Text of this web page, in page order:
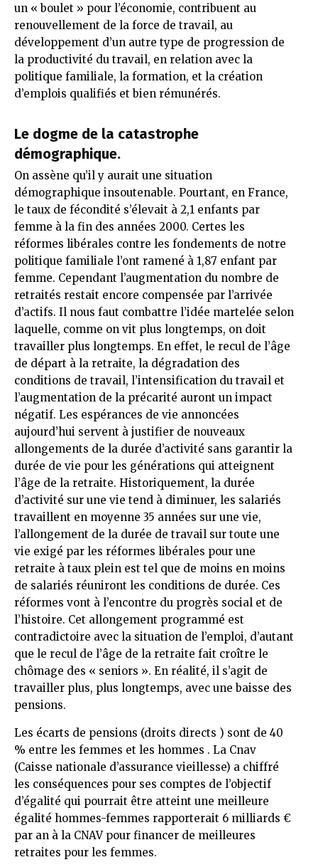
un « boulet » pour l’économie, contribuent au
renouvellement de la force de travail, au
développement d’un autre type de progression de
la productivité du travail, en relation avec la
politique familiale, la formation, et la création
d’emplois qualifiés et bien rémunérés.
Le dogme de la catastrophe
démographique.
On assène qu’il y aurait une situation
démographique insoutenable. Pourtant, en France,
le taux de fécondité s’élevait à 2,1 enfants par
femme à la fin des années 2000. Certes les
réformes libérales contre les fondements de notre
politique familiale l’ont ramené à 1,87 enfant par
femme. Cependant l’augmentation du nombre de
retraités restait encore compensée par l’arrivée
d’actifs. Il nous faut combattre l’idée martelée selon
laquelle, comme on vit plus longtemps, on doit
travailler plus longtemps. En effet, le recul de l’âge
de départ à la retraite, la dégradation des
conditions de travail, l’intensification du travail et
l’augmentation de la précarité auront un impact
négatif. Les espérances de vie annoncées
aujourd’hui servent à justifier de nouveaux
allongements de la durée d’activité sans garantir la
durée de vie pour les générations qui atteignent
l’âge de la retraite. Historiquement, la durée
d’activité sur une vie tend à diminuer, les salariés
travaillent en moyenne 35 années sur une vie,
l’allongement de la durée de travail sur toute une
vie exigé par les réformes libérales pour une
retraite à taux plein est tel que de moins en moins
de salariés réuniront les conditions de durée. Ces
réformes vont à l’encontre du progrès social et de
l’histoire. Cet allongement programmé est
contradictoire avec la situation de l’emploi, d’autant
que le recul de l’âge de la retraite fait croître le
chômage des « seniors ». En réalité, il s’agit de
travailler plus, plus longtemps, avec une baisse des
pensions.
Les écarts de pensions (droits directs ) sont de 40
% entre les femmes et les hommes . La Cnav
(Caisse nationale d’assurance vieillesse) a chiffré
les conséquences pour ses comptes de l’objectif
d’égalité qui pourrait être atteint une meilleure
égalité hommes-femmes rapporterait 6 milliards €
par an à la CNAV pour financer de meilleures
retraites pour les femmes.